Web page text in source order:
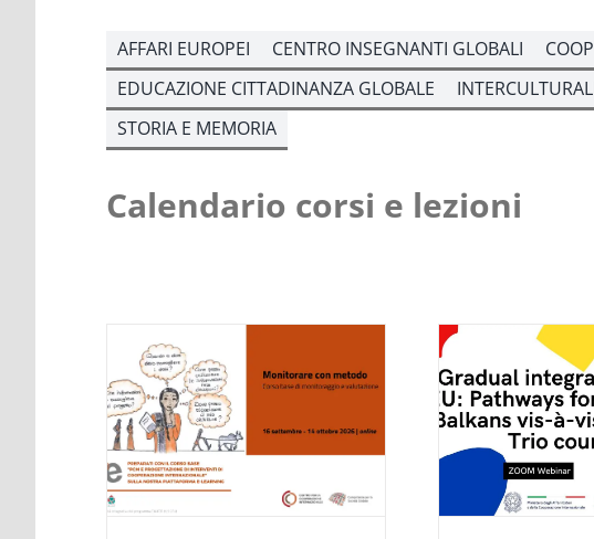
AFFARI EUROPEI CENTRO INSEGNANTI GLOBALI
EDUCAZIONE CITTADINANZA GLOBALE
STORIA E MEMORIA
Calendario corsi e lezioni